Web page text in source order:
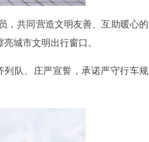
，共同营造文明友善、互助暖心的
城市文明出行窗口。
列队、庄严宣誓，承诺严守行车规